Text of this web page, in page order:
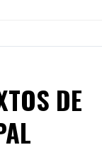
DE